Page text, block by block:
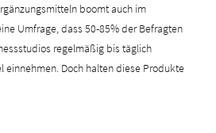
boomt auch im
Umfrage, dass 50-85% der Befragten
regelmäßig bis täglich
einnehmen. Doch halten diese Produkte